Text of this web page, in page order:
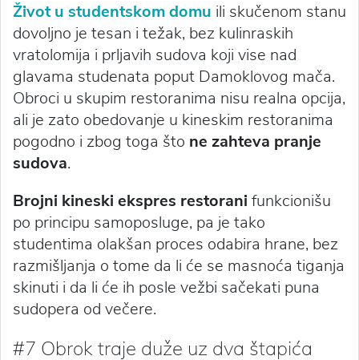
Život u studentskom domu ili skučenom stanu
dovoljno je tesan i težak, bez kulinraskih
vratolomija i prljavih sudova koji vise nad
glavama studenata poput Damoklovog mača.
Obroci u skupim restoranima nisu realna opcija,
ali je zato obedovanje u kineskim restoranima
pogodno i zbog toga što ne zahteva pranje
sudova.
Brojni kineski ekspres restorani funkcionišu
po principu samoposluge, pa je tako
studentima olakšan proces odabira hrane, bez
razmišljanja o tome da li će se masnoća tiganja
skinuti i da li će ih posle vežbi sačekati puna
sudopera od večere.
#7 Obrok traje duže uz dva štapića